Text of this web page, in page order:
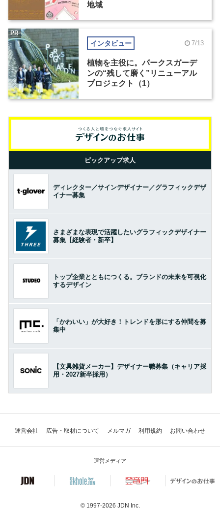
地域
インタビュー 7/13
植物を主役に。パークスガーデ
ンの“残して磨く”リニューアル
プロジェクト（1）
PR
ピックアップ求人
ディレクター／サインデザイナー／グラフィックデザ
イナー募集
さまざまな表現で活躍したいグラフィックデザイナー
募集【経験者・新卒】
トップ企業とともにつくる。ブランドの未来を可視化
するデザイン
「かわいい」が大好き！トレンドを形にする仲間を募
集中
【文具雑貨メーカー】デザイナー職募集（キャリア採
用・2027新卒採用）
運営会社 広告・取材について メルマガ 利用規約 お問い合わせ
運営メディア
© 1997-2026 JDN Inc.